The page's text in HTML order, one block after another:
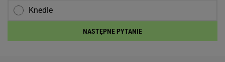
Knedle
NASTĘPNE PYTANIE